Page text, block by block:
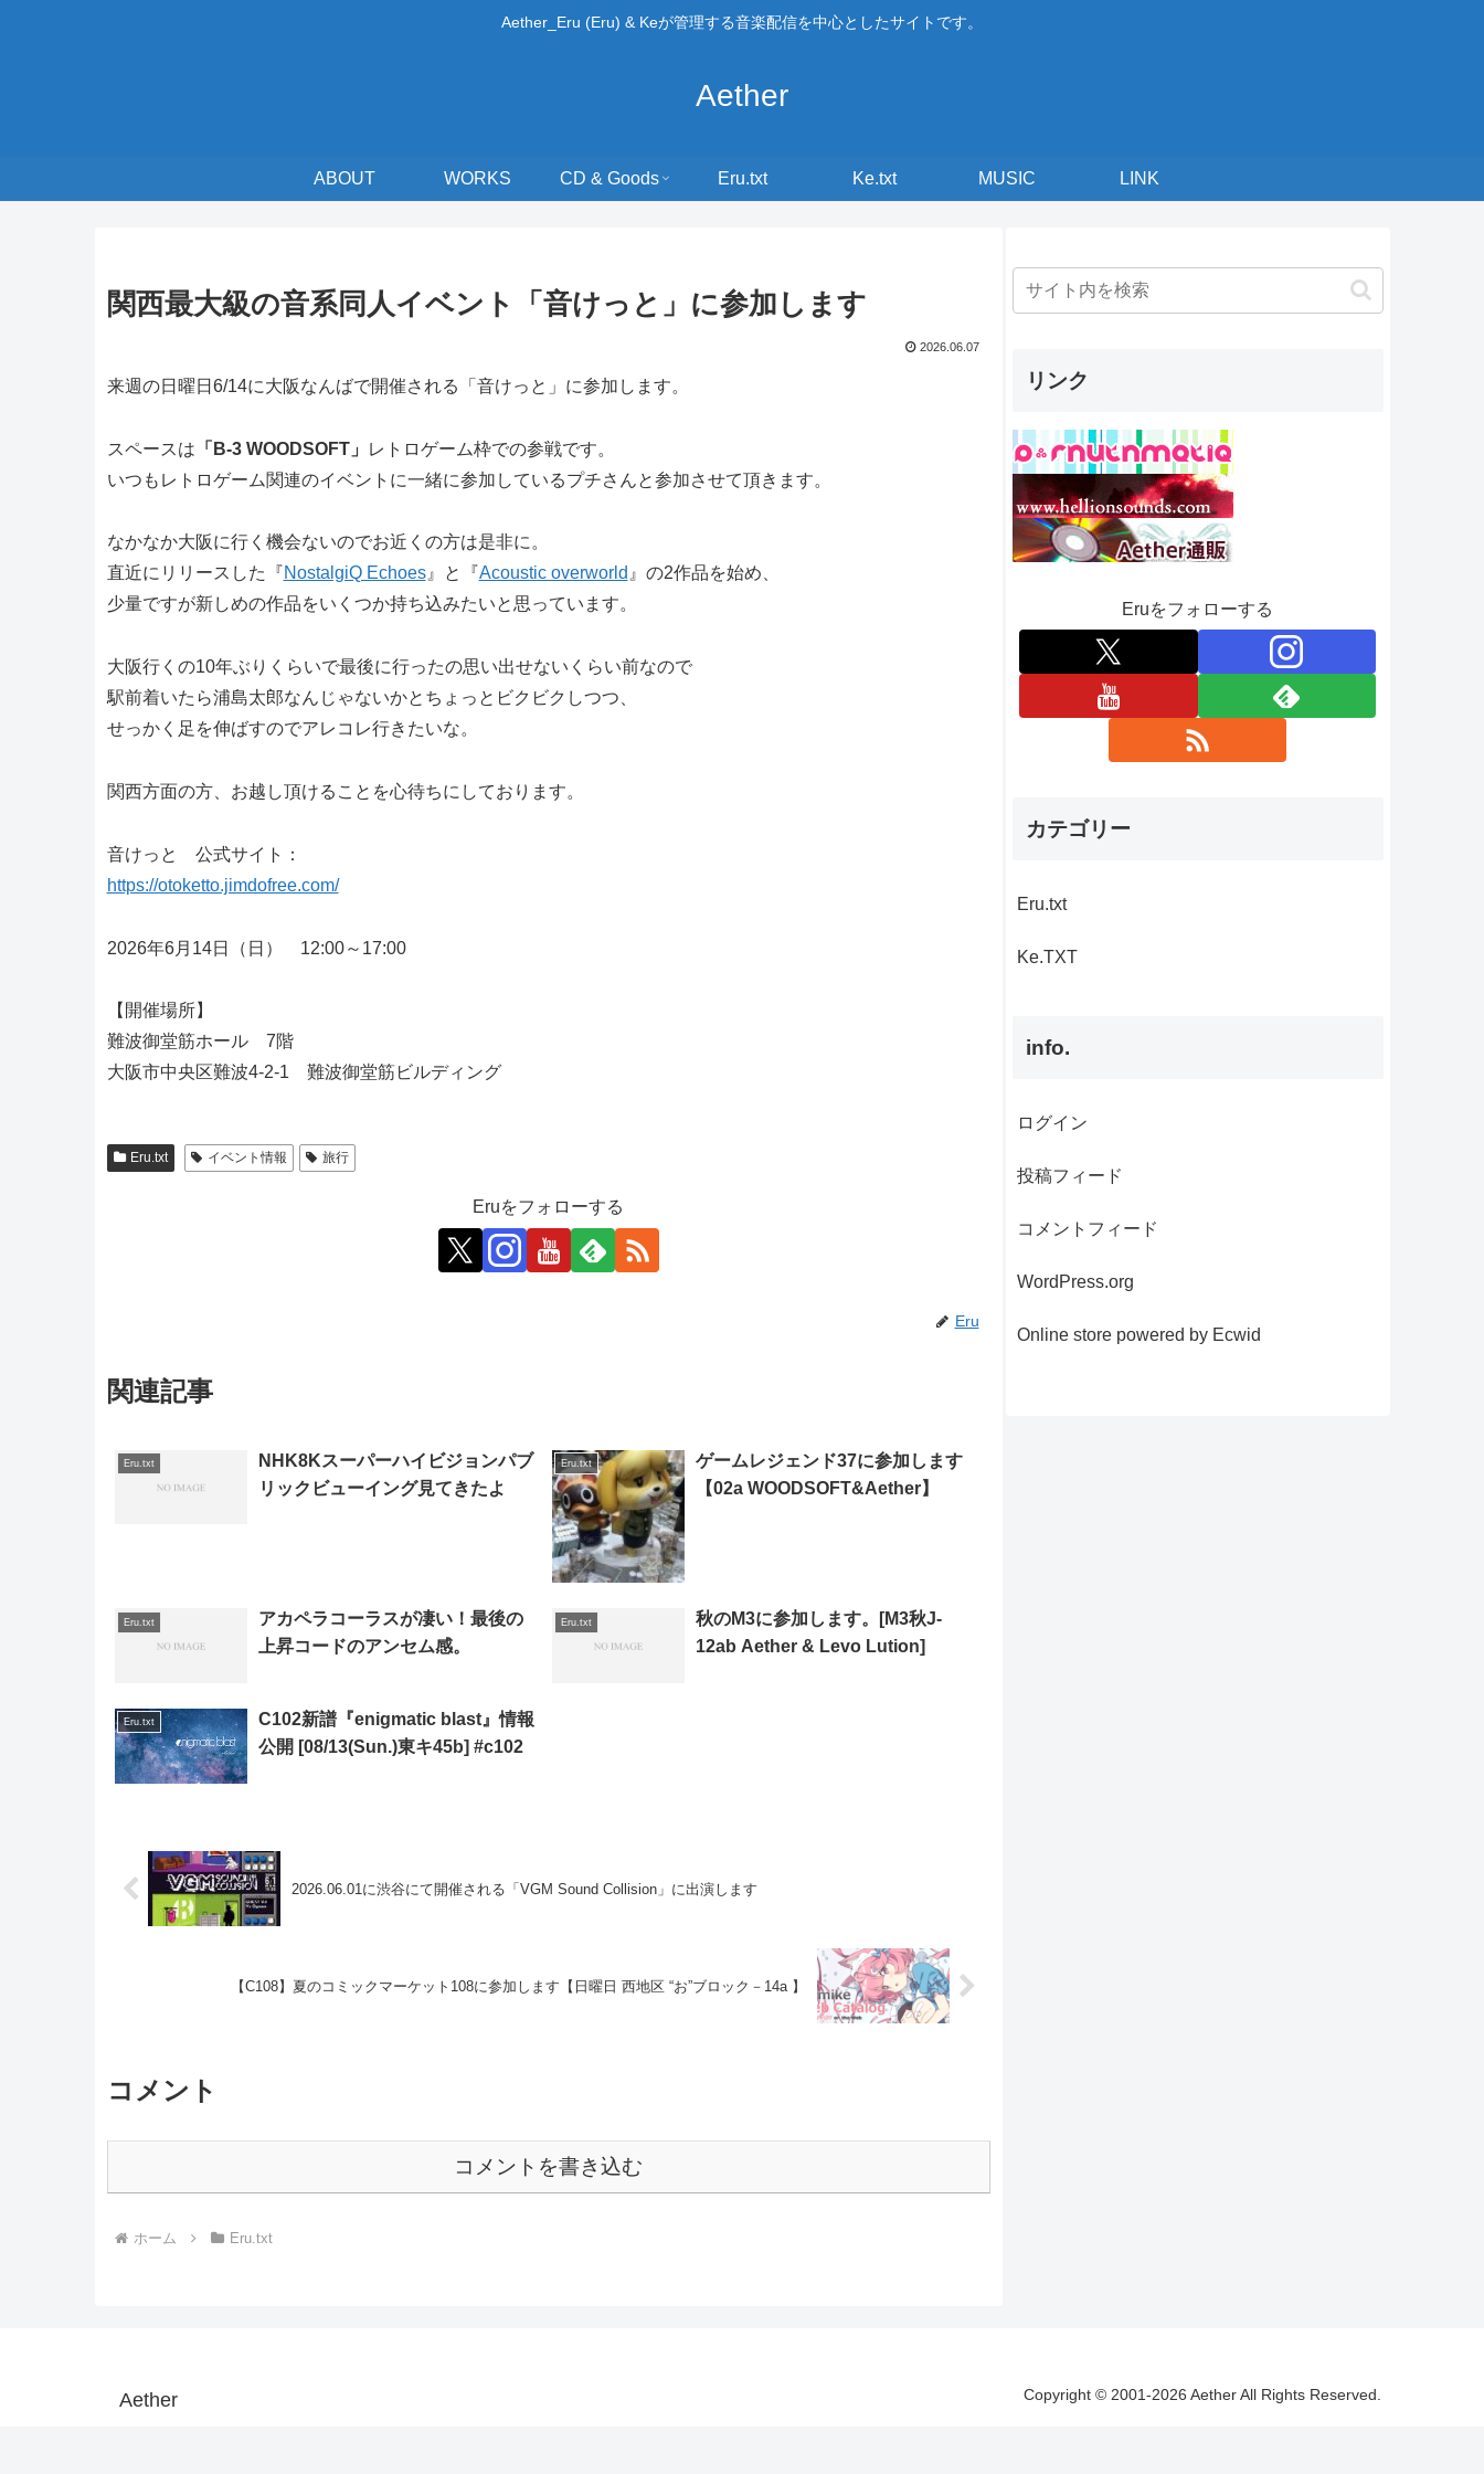
Aether_Eru (Eru) & Keが管理する音楽配信を中心としたサイトです。
Aether
ABOUT WORKS CD & Goods Eru.txt Ke.txt MUSIC LINK
関西最大級の音系同人イベント「音けっと」に参加します
2026.06.07
来週の日曜日6/14に大阪なんばで開催される「音けっと」に参加します。
スペースは 「B-3 WOODSOFT」
レトロゲーム枠での参戦です。
いつもレトロゲーム関連のイベントに一緒に参加しているプチさんと参加させて頂きます。
なかなか大阪に行く機会ないのでお近くの方は是非に。
直近にリリースした『NostalgiQ Echoes』と『Acoustic overworld 』の2作品を始め、
少量ですが新しめの作品をいくつか持ち込みたいと思っています。
大阪行くの10年ぶりくらいで最後に行ったの思い出せないくらい前なので
駅前着いたら浦島太郎なんじゃないかとちょっとビクビクしつつ、
せっかく足を伸ばすのでアレコレ行きたいな。
関西方面の方、お越し頂けることを心待ちにしております。
音けっと 公式サイト：
https://otoketto.jimdofree.com/
2026年6月14日（日） 12:00～17:00
【開催場所】
難波御堂筋ホール 7階
大阪市中央区難波4-2-1 難波御堂筋ビルディング
Eru.txt イベント情報 旅行
Eruをフォローする
Eru
関連記事
Eru.txt
NHK8Kスーパーハイビジョンパブ
リックビューイング見てきたよ
Eru.txt
ゲームレジェンド37に参加します
【02a WOODSOFT&Aether】
Eru.txt
アカペラコーラスが凄い！最後の
上昇コードのアンセム感。
Eru.txt
秋のM3に参加します。[M3秋J-
12ab Aether & Levo Lution]
Eru.txt
C102新譜『enigmatic blast』情報
公開 [08/13(Sun.)東キ45b] #c102
2026.06.01に渋谷にて開催される「VGM Sound Collision」に出演します
【C108】夏のコミックマーケット108に参加します【日曜日 西地区 “お”ブロック－14a 】
コメント
コメントを書き込む
ホーム Eru.txt
リンク
Eruをフォローする
カテゴリー
Eru.txt
Ke.TXT
info.
ログイン
投稿フィード
コメントフィード
WordPress.org
Online store powered by Ecwid
Aether Copyright © 2001-2026 Aether All Rights Reserved.